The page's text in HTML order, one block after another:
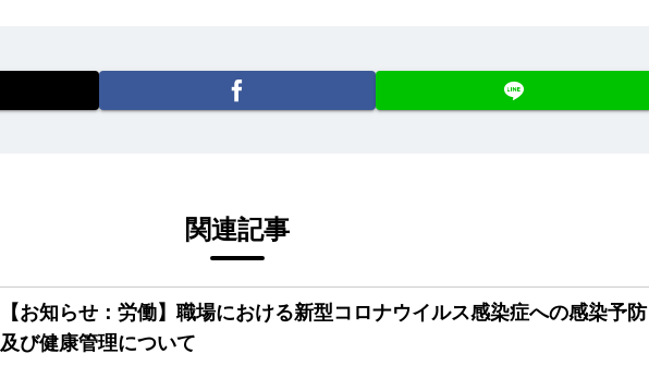
関連記事
【お知らせ：労働】職場における新型コロナウイルス感染症への感染予防
及び健康管理について